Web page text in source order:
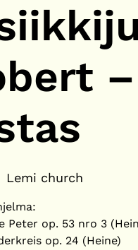
Lemi church
Peter op. 53 nro 3
op. 24 (Heine)